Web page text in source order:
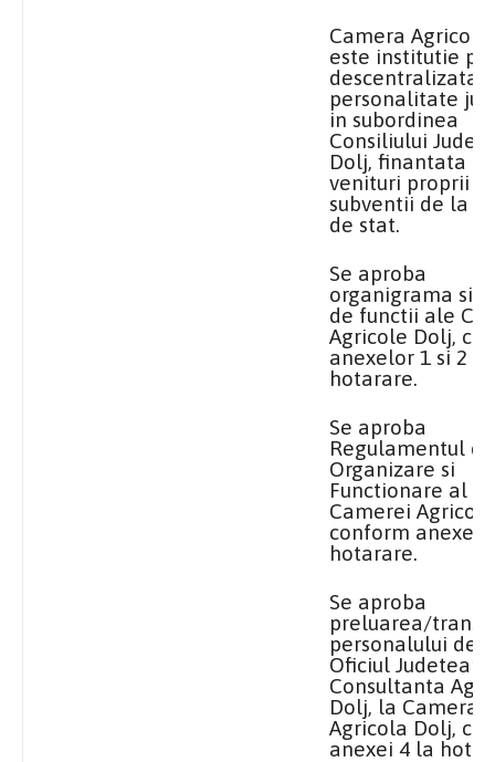
Camera
este institutie
descentralizata,
personalitate
in subordinea
Consiliului
Dolj, finantata
venituri proprii si
subventii de la
de stat.
Se aproba
organigrama si
de functii ale
Agricole Dolj,
anexelor 1 si 2 la
hotarare.
Se aproba
Regulamentul de
Organizare si
Functionare al
Camerei
conform anexei
hotarare.
Se aproba
preluarea/
personalului de
Oficiul Judetean
Consultanta
Dolj, la Camera
Agricola Dolj,
anexei 4 la